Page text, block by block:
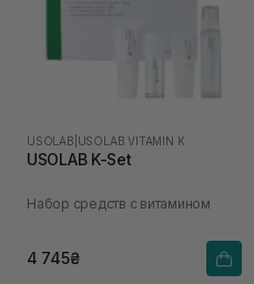
USOLAB USOLAB VITAMIN K
USOLAB K-Set
Набор средств с витамином
4 745₴